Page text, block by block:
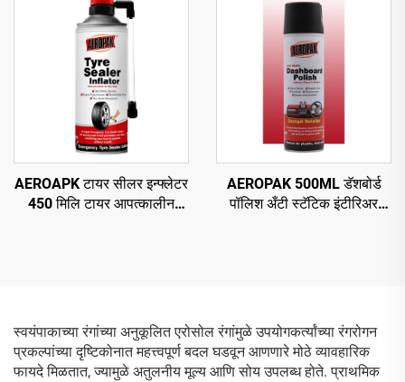
AEROAPK टायर सीलर इन्फ्लेटर
450 मिलि टायर आपत्कालीन
AEROPAK 500ML डॅशबोर्ड
पॉलिश अँटी स्टॅटिक इंटीरिअर
स्वयंपाकाच्या रंगांच्या अनुकूलित एरोसोल रंगांमुळे उपयोगकर्त्यांच्या रंगरोगन
प्रकल्पांच्या दृष्टिकोनात महत्त्वपूर्ण बदल घडवून आणणारे मोठे व्यावहारिक
फायदे मिळतात, ज्यामुळे अतुलनीय मूल्य आणि सोय उपलब्ध होते. प्राथमिक